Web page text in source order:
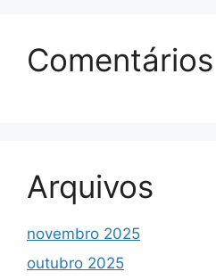
Comentários
Arquivos
novembro 2025
outubro 2025